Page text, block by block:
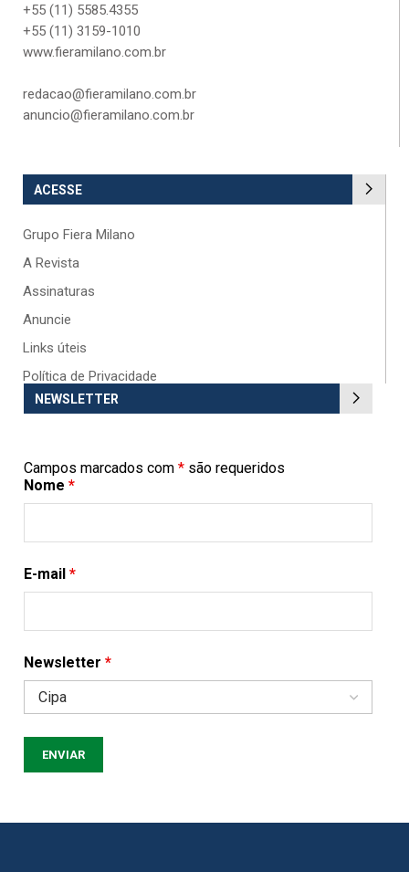
+55 (11) 5585.4355
+55 (11) 3159-1010
www.fieramilano.com.br
redacao@fieramilano.com.br
anuncio@fieramilano.com.br
ACESSE
Grupo Fiera Milano
A Revista
Assinaturas
Anuncie
Links úteis
Política de Privacidade
NEWSLETTER
Campos marcados com * são requeridos
Nome *
E-mail *
Newsletter *